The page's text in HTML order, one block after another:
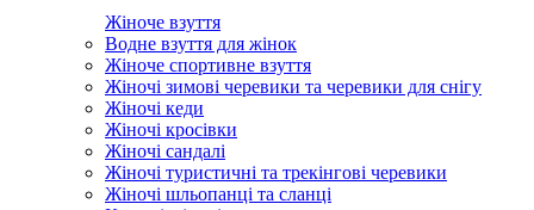
Жіноче взуття
Водне взуття для жінок
Жіноче спортивне взуття
Жіночі зимові черевики та черевики для снігу
Жіночі кеди
Жіночі кросівки
Жіночі сандалі
Жіночі туристичні та трекінгові черевики
Жіночі шльопанці та сланці